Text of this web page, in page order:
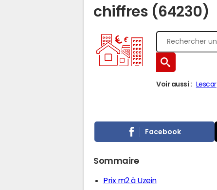
chiffres (64230)
Voir aussi : Lescar
Facebook
Sommaire
Prix m2 à Uzein